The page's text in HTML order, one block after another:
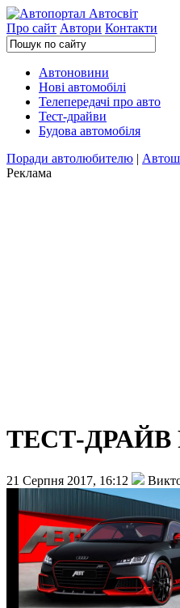
Про сайт Автори Контакти
Автоновини
Нові автомобілі
Телепередачі про авто
Тест-драйви
Будова автомобіля
Поради автолюбителю |
Реклама
ТЕСТ-ДРАЙВ
21 Серпня 2017, 16:12